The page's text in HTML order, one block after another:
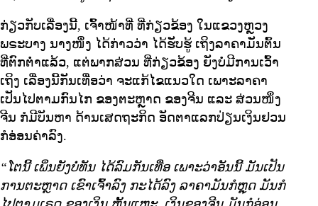
ກ່ຽວກັບເລື່ອງນີ້, ເຈົ້າໜ້າທີ່ ທີ່ກ່ຽວຂ້ອງ ໃນແຂວງຫຼວງ
ພຣະບາງ ນາງໜຶ່ງ ໄດ້ກ່າວວ່າ ໄດ້ຮັບຮູ້ ເຖິງລາຄາມັນຕົ້ນ
ທີ່ຕົກຕ່ຳແລ້ວ, ແຕ່ພາກສ່ວນ ທີ່ກ່ຽວຂ້ອງ ຍັງບໍ່ມີການເວົ້າ
ເຖິງ ເລື່ອງນີ້ກັນເທື່ອວ່າ ຈະແກ້ໄຂແນວໃດ ເພາະລາຄາ
ເປັນໄປຕາມກົນໄກ ຂອງຕະຫຼາດ ຂອງຈີນ ແລະ ສ່ວນໜຶ່ງ
ຈີນ ກໍມີບັນຫາ ດ້ານເສດຖະກິດ ອັດຕາແລກປ່ຽນເງິນຢວນ
ກໍອ່ອນຄ່າລົງ.
“ໂຕນີ້ ເພິ່ນຍັງບໍ່ທັນ ໄດ້ລົມກັນເທື່ອ ເພາະວ່າອັນນີ້ ມັນເປັນ
ການຕະຫຼາດ ເຂົາເຈົ້າລົງ ກະໄດ້ລົງ ລາຄາມັນກໍຫຼຸດ ມັນກໍ